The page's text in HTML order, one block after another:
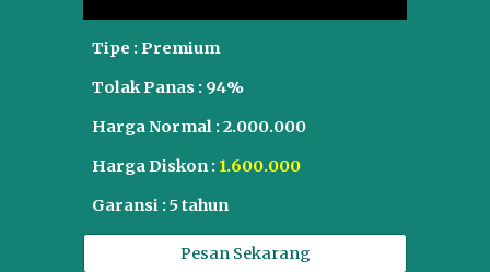
Tipe : Premium
Tolak Panas : 94%
Harga Normal :2.000.000
Harga Diskon : 1.600.000
Garansi :5 tahun
Pesan Sekarang